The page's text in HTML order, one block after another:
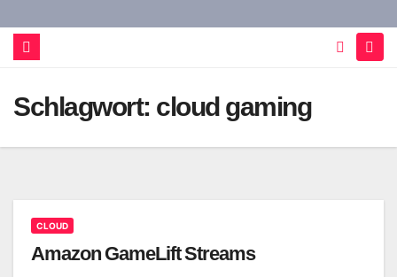
Schlagwort: cloud gaming
CLOUD
Amazon GameLift Streams